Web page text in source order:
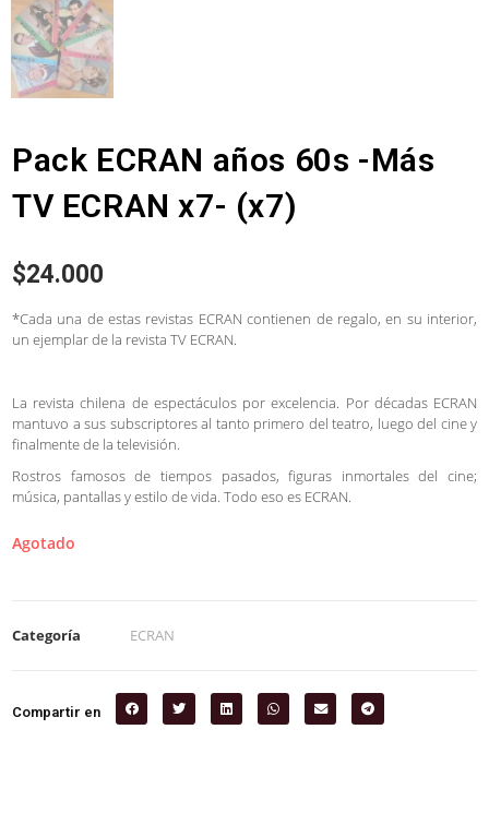
Pack ECRAN años 60s -Más
TV ECRAN x7- (x7)
$24.000
*Cada una de estas revistas ECRAN contienen de regalo, en su interior,
un ejemplar de la revista TV ECRAN.
La revista chilena de espectáculos por excelencia. Por décadas ECRAN
mantuvo a sus subscriptores al tanto primero del teatro, luego del cine y
finalmente de la televisión.
Rostros famosos de tiempos pasados, figuras inmortales del cine;
música, pantallas y estilo de vida. Todo eso es ECRAN.
Agotado
Categoría ECRAN
Compartir en